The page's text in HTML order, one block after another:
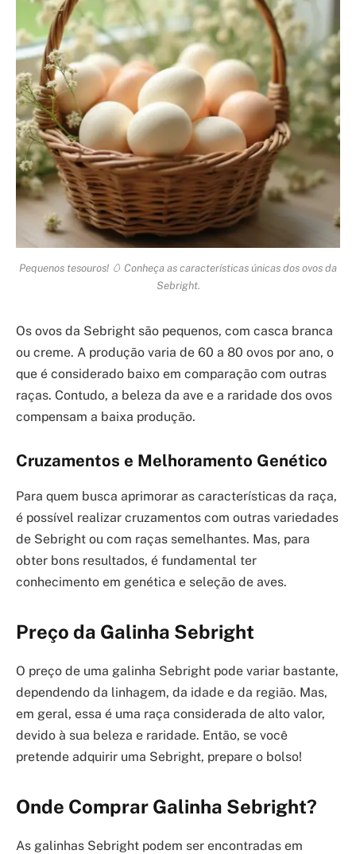
Pequenos tesouros! 🥚 Conheça as características únicas dos ovos da
Sebright.
Os ovos da Sebright são pequenos, com casca branca
ou creme. A produção varia de 60 a 80 ovos por ano, o
que é considerado baixo em comparação com outras
raças. Contudo, a beleza da ave e a raridade dos ovos
compensam a baixa produção.
Cruzamentos e Melhoramento Genético
Para quem busca aprimorar as características da raça,
é possível realizar cruzamentos com outras variedades
de Sebright ou com raças semelhantes. Mas, para
obter bons resultados, é fundamental ter
conhecimento em genética e seleção de aves.
Preço da Galinha Sebright
O preço de uma galinha Sebright pode variar bastante,
dependendo da linhagem, da idade e da região. Mas,
em geral, essa é uma raça considerada de alto valor,
devido à sua beleza e raridade. Então, se você
pretende adquirir uma Sebright, prepare o bolso!
Onde Comprar Galinha Sebright?
As galinhas Sebright podem ser encontradas em